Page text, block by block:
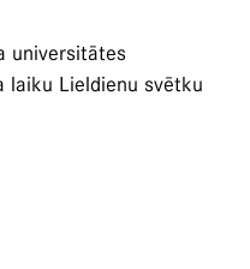
universitātes
laiku Lieldienu svētku